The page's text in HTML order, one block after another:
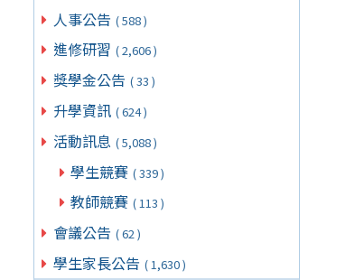
人事公告 ( 588 )
進修研習 ( 2,606 )
獎學金公告 ( 33 )
升學資訊 ( 624 )
活動訊息 ( 5,088 )
學生競賽 ( 339 )
教師競賽 ( 113 )
會議公告 ( 62 )
學生家長公告 ( 1,630 )